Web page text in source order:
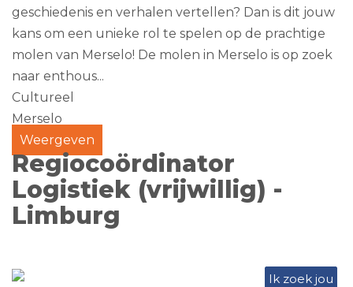
geschiedenis en verhalen vertellen? Dan is dit jouw
kans om een unieke rol te spelen op de prachtige
molen van Merselo! De molen in Merselo is op zoek
naar enthous...
Cultureel
Merselo
Weergeven
Regiocoördinator
Logistiek (vrijwillig) -
Limburg
Ik zoek jou